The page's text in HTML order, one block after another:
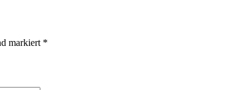
markiert *